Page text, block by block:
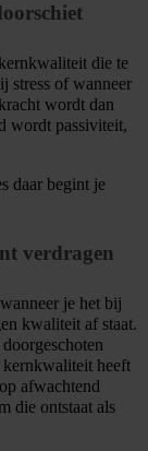
die te
stress of wanneer
wordt dan
wordt passiviteit,
daar begint je
verdragen
je het bij
kwaliteit af staat.
heeft
afwachtend
die ontstaat als